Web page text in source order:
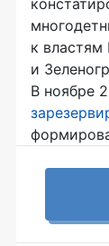
к властям
и
В ноябре